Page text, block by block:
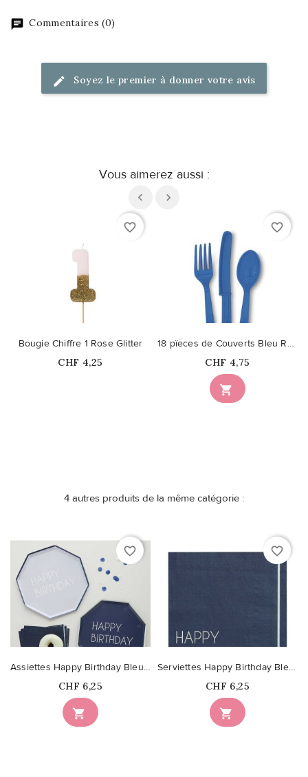
Commentaires (0)
Soyez le premier à donner votre avis
Vous aimerez aussi :
favorite_border
Bougie Chiffre 1 Rose Glitter
Prix
CHF 4,25
favorite_border

18 pïèces de Couverts Bleu Royal
Prix
CHF 4,75
4 autres produits de la même catégorie :
favorite_border

Assiettes Happy Birthday Bleu Marine & Bleu
Prix
CHF 6,25
favorite_border

Serviettes Happy Birthday Bleu Marine
Prix
CHF 6,25